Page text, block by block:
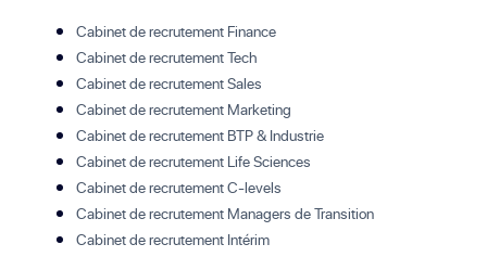
Cabinet de recrutement Finance
Cabinet de recrutement Tech
Cabinet de recrutement Sales
Cabinet de recrutement Marketing
Cabinet de recrutement BTP & Industrie
Cabinet de recrutement Life Sciences
Cabinet de recrutement C-levels
Cabinet de recrutement Managers de Transition
Cabinet de recrutement Intérim